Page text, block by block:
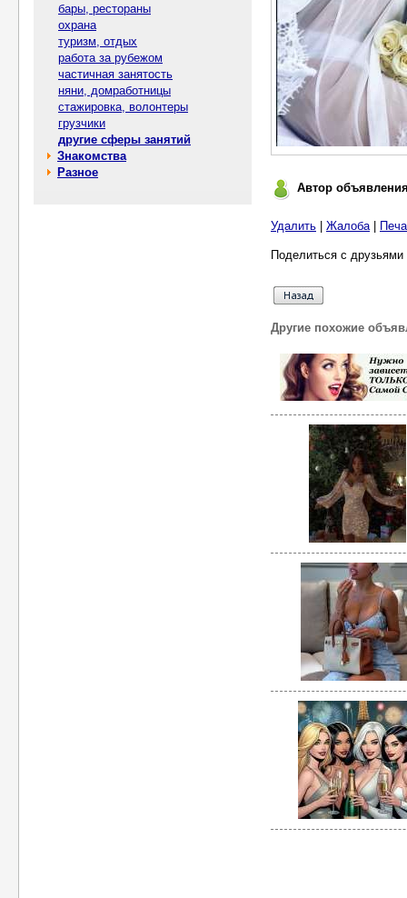
бары, рестораны
охрана
туризм, отдых
работа за рубежом
частичная занятость
няни, домработницы
стажировка, волонтеры
грузчики
другие сферы занятий
Знакомства
Разное
Автор
Удалить Жалоба|
Поделиться с
Другие похожие